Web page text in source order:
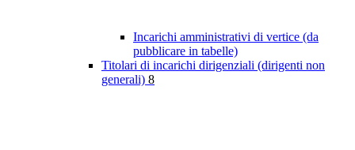
Incarichi amministrativi di vertice (da
pubblicare in tabelle)
Titolari di incarichi dirigenziali (dirigenti non
generali) 8